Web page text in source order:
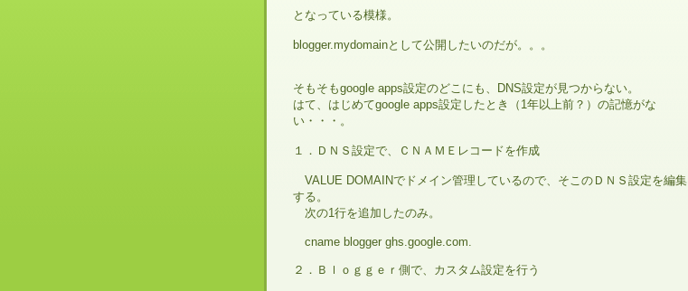
となっている模様。
blogger.mydomainとして公開したいのだが。。。
そもそもgoogle apps設定のどこにも、DNS設定が見つからない。
はて、はじめてgoogle apps設定したとき（1年以上前？）の記憶がな
い・・・。
１．ＤＮＳ設定で、ＣＮＡＭＥレコードを作成
VALUE DOMAINでドメイン管理しているので、そこのＤＮＳ設定を編集
する。
次の1行を追加したのみ。
cname blogger ghs.google.com.
２．Ｂｌｏｇｇｅｒ側で、カスタム設定を行う